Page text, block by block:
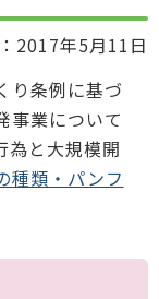
2017年5月11日
り条例に基づ
事業について
為と大規模開
種類・パンフ